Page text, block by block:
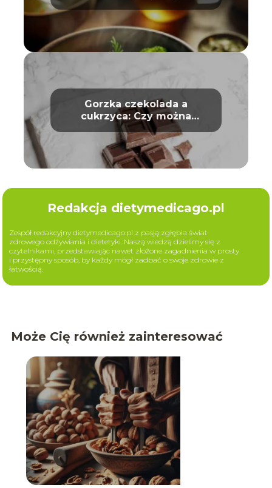
Gorzka czekolada a
cukrzyca: Czy można
bezpiecznie ją jeść?
Redakcja dietymedicago.pl
Zespół redakcyjny dietymedicago.pl z pasją zgłębia świat
zdrowego odżywiania i dietetyki. Naszą wiedzą dzielimy się z
czytelnikami, przedstawiając nawet złożone zagadnienia w prosty
i przystępny sposób, by każdy mógł zadbać o swoje zdrowie z
łatwością.
Może Cię również zainteresować